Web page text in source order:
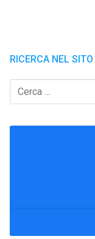
RICERCA NEL SITO
Cerca: